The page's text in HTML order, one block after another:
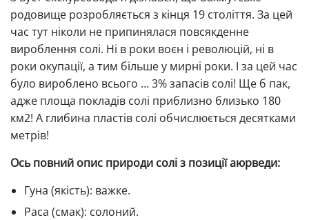
родовище розробляється з кінця 19 століття. За цей
час тут ніколи не припинялася повсякденне
вироблення солі. Ні в роки воєн і революцій, ні в
роки окупації, а тим більше у мирні роки. І за цей час
було вироблено всього … 3% запасів солі! Ще б пак,
адже площа покладів солі приблизно близько 180
км2! А глибина пластів солі обчислюється десятками
метрів!
Ось повний опис природи солі з позиції аюрведи:
Гуна (якість): важке.
Раса (смак): солоний.